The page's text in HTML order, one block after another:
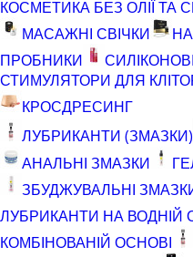
КОСМЕТИКА БЕЗ ОЛІЇ ТА
МАСАЖНІ СВІЧКИ
ПРОБНИКИ
СТИМУЛЯТОРИ ДЛЯ
КРОСДРЕСИНГ
ЛУБРИКАНТИ (ЗМАЗКИ)
АНАЛЬНІ ЗМАЗКИ
ЗБУДЖУВАЛЬНІ
ЛУБРИКАНТИ НА ВОДНІЙ
КОМБІНОВАНІЙ ОСНОВІ